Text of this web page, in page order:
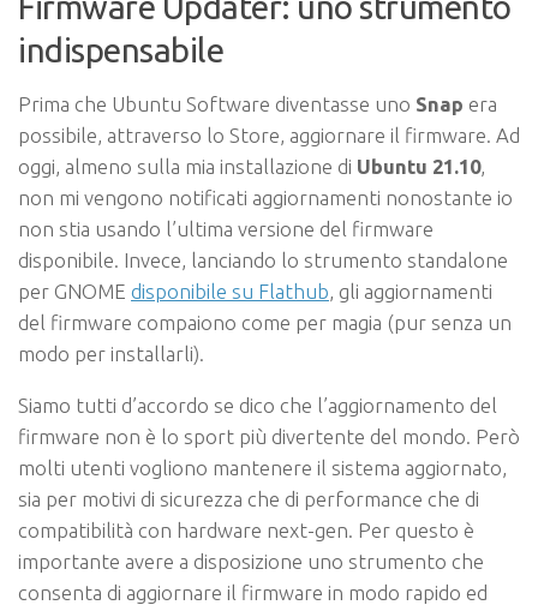
indispensabile
Prima che Ubuntu Software diventasse uno Snap era
possibile, attraverso lo Store, aggiornare il firmware. Ad
oggi, almeno sulla mia installazione di Ubuntu 21.10,
non mi vengono notificati aggiornamenti nonostante io
non stia usando l’ultima versione del firmware
disponibile. Invece, lanciando lo strumento standalone
per GNOME disponibile su Flathub, gli aggiornamenti
del firmware compaiono come per magia (pur senza un
modo per installarli).
Siamo tutti d’accordo se dico che l’aggiornamento del
firmware non è lo sport più divertente del mondo. Però
molti utenti vogliono mantenere il sistema aggiornato,
sia per motivi di sicurezza che di performance che di
compatibilità con hardware next-gen. Per questo è
importante avere a disposizione uno strumento che
consenta di aggiornare il firmware in modo rapido ed